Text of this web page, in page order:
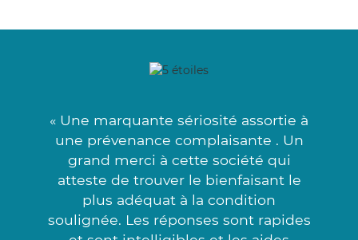
« Une marquante sériosité assortie à
une prévenance complaisante . Un
grand merci à cette société qui
atteste de trouver le bienfaisant le
plus adéquat à la condition
soulignée. Les réponses sont rapides